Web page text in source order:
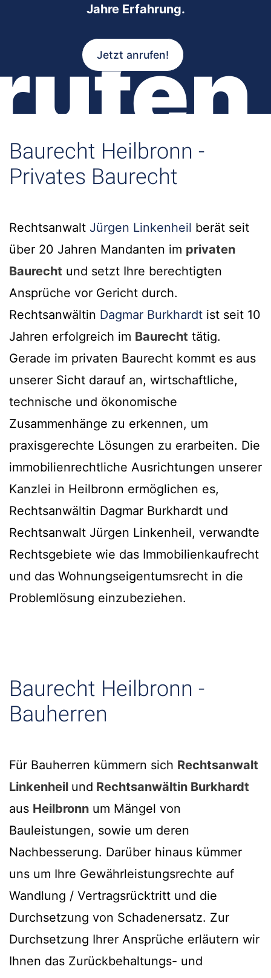
Jahre Erfahrung.
Jetzt anrufen!
Baurecht Heilbronn -
Privates Baurecht
Rechtsanwalt Jürgen Linkenheil berät seit
über 20 Jahren Mandanten im privaten
Baurecht und setzt Ihre berechtigten
Ansprüche vor Gericht durch.
Rechtsanwältin Dagmar Burkhardt ist seit 10
Jahren erfolgreich im Baurecht tätig.
Gerade im privaten Baurecht kommt es aus
unserer Sicht darauf an, wirtschaftliche,
technische und ökonomische
Zusammenhänge zu erkennen, um
praxisgerechte Lösungen zu erarbeiten. Die
immobilienrechtliche Ausrichtungen unserer
Kanzlei in Heilbronn ermöglichen es,
Rechtsanwältin Dagmar Burkhardt und
Rechtsanwalt Jürgen Linkenheil, verwandte
Rechtsgebiete wie das Immobilienkaufrecht
und das Wohnungseigentumsrecht in die
Problemlösung einzubeziehen.
Baurecht Heilbronn -
Bauherren
Für Bauherren kümmern sich Rechtsanwalt
Linkenheil und Rechtsanwältin Burkhardt
aus Heilbronn um Mängel von
Bauleistungen, sowie um deren
Nachbesserung. Darüber hinaus kümmer
uns um Ihre Gewährleistungsrechte auf
Wandlung / Vertragsrücktritt und die
Durchsetzung von Schadenersatz. Zur
Durchsetzung Ihrer Ansprüche erläutern wir
Ihnen das Zurückbehaltungs- und